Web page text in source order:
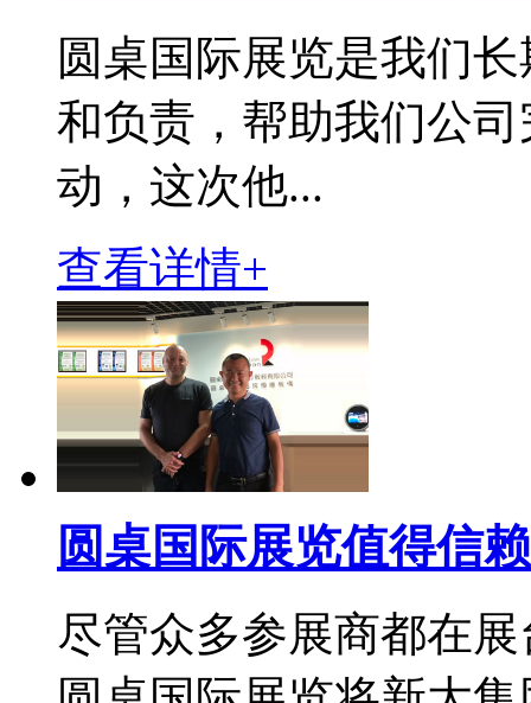
圆桌国际展览是我们
和负责，帮助我们公
动，这次他...
查看详情+
圆桌国际展览值得信赖
尽管众多参展商都在